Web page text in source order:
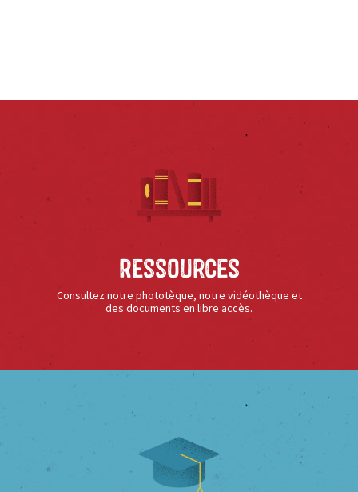
Ressources
Consultez notre phototèque, notre vidéothèque et
des documents en libre accès.